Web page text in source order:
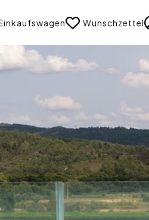
Wunschzettel